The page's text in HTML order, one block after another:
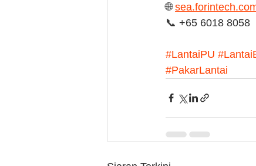
🌐
📞 +65 6018 8058
#LantaiPU
#PakarLantai